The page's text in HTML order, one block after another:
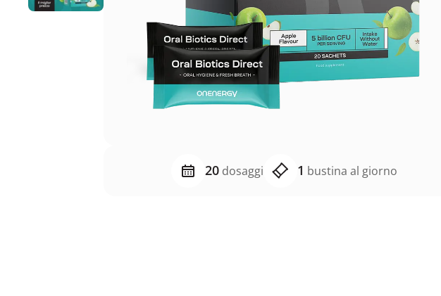
20 dosaggi 1 bustina al giorno